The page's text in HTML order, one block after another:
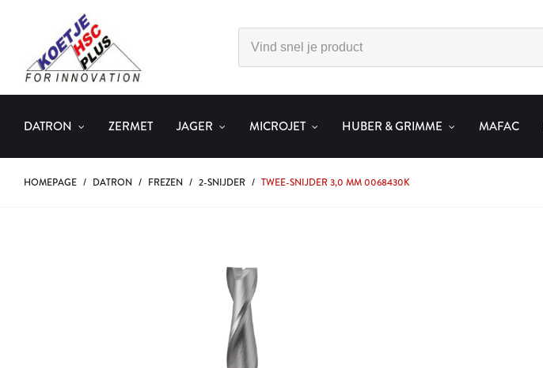
DATRON ZERMET JAGER MICROJET HUBER & GRIMME MAFAC
HOMEPAGE / DATRON / FREZEN / 2-SNIJDER / TWEE-SNIJDER 3,0 MM 0068430K